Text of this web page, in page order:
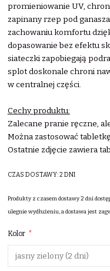
promieniowanie UV,
zapinany rzep pod
zachowaniu komfortu
dopasowanie bez efektu
siateczki zapobiegają
splot doskonale chroni
w centralnej części.
Cechy produktu:
Zalecane pranie ręczne,
Można zastosować
Ostatnie zdjęcie zawiera
CZAS DOSTAWY:2 DNI
Produkty z czasem dostawy 2 dni
ulegnie wydłużeniu, a dostawa jest
Kolor